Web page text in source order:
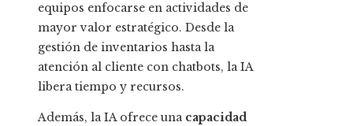
equipos enfocarse en actividades de
mayor valor estratégico. Desde la
gestión de inventarios hasta la
atención al cliente con chatbots, la IA
libera tiempo y recursos.
Además, la IA ofrece una capacidad